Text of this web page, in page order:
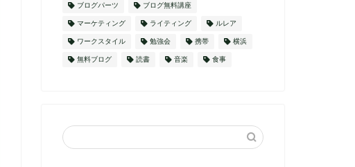
ブログパーツ ブログ無料講座
マーケティング ライティング ルレア
ワークスタイル 勉強会 携帯 横浜
無料ブログ 読書 音楽 食事